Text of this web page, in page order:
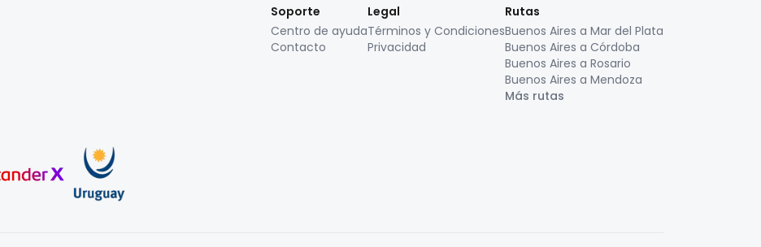
Soporte
Centro de ayuda
Contacto
Legal
Términos y Condiciones
Privacidad
Rutas
Buenos Aires a Mar del Plata
Buenos Aires a Córdoba
Buenos Aires a Rosario
Buenos Aires a Mendoza
Más rutas